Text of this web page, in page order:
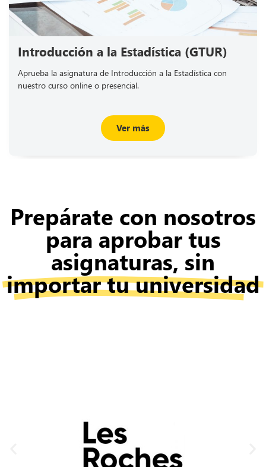
Introducción a la Estadística (GTUR)
Aprueba la asignatura de Introducción a la Estadística con
nuestro curso online o presencial.
Ver más
Prepárate con nosotros
para aprobar tus
asignaturas, sin
importar tu universidad